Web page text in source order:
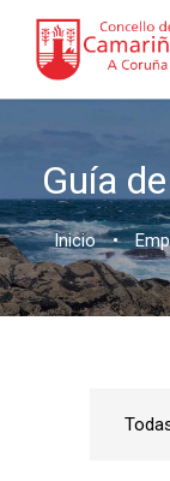
Guía
Inicio •